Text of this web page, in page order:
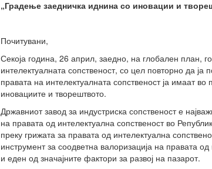
„Градење заедничка иднина со иновации и
Почитувани,
Секоја година, 26 април, заедно, на глобален план,
интелектуалната сопственост, со цел повторно да ја
правата на интелектуалната сопственост ја имаат во
иновациите и творештвото.
Државниот завод за индустриска сопственост е
на правата од интелектуална сопственост во
преку грижата за правата од интелектуална
инструмент за соодветна валоризација на правата
и еден од значајните фактори за развој на пазарот.